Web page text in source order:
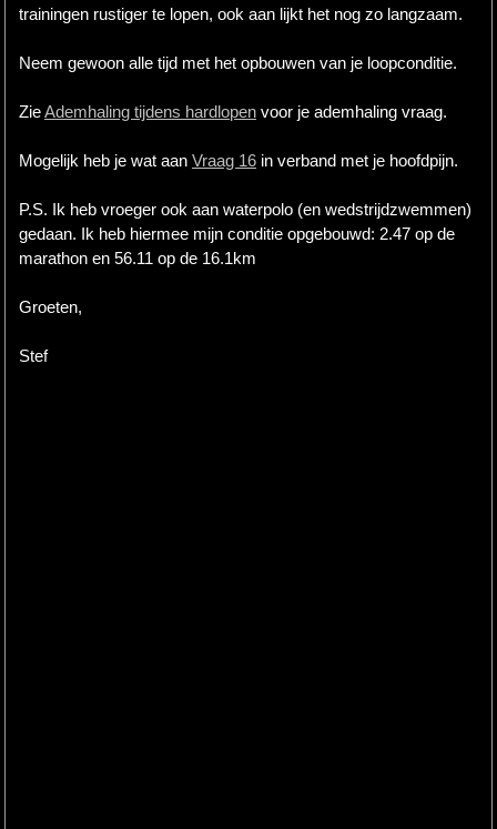
trainingen rustiger te lopen, ook aan lijkt het nog zo langzaam.
Neem gewoon alle tijd met het opbouwen van je loopconditie.
ZieAdemhaling tijdens hardlopen voor je ademhaling vraag.
Mogelijk heb je wat aan Vraag 16 in verband met je hoofdpijn.
P.S. Ik heb vroeger ook aan waterpolo (en wedstrijdzwemmen)
gedaan. Ik heb hiermee mijn conditie opgebouwd: 2.47 op de
marathon en 56.11 op de 16.1km
Groeten,
Stef